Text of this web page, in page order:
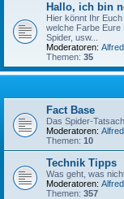
Hallo, ich bin
Hier könnt Ihr
welche Farbe Eure
Spider, usw...
Moderatoren: Alfred
Themen: 35
Fact Base
Das Spider-
Moderatoren: Alfred
Themen: 10
Technik Tipps
Was geht, was
Moderatoren: Alfred
Themen: 357